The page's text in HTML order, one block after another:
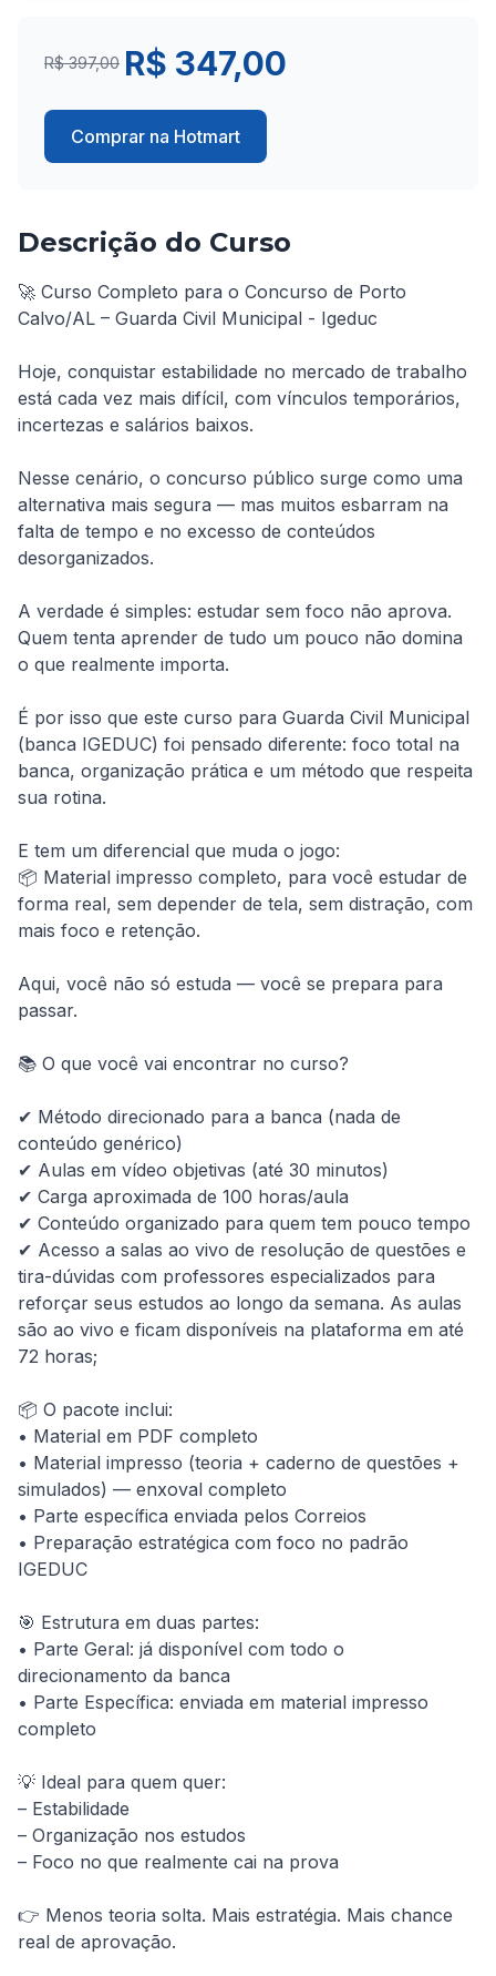
R$ 397,00 R$ 347,00
Comprar na Hotmart
Descrição do Curso
🚀 Curso Completo para o Concurso de Porto
Calvo/AL – Guarda Civil Municipal - Igeduc
Hoje, conquistar estabilidade no mercado de trabalho
está cada vez mais difícil, com vínculos temporários,
incertezas e salários baixos.
Nesse cenário, o concurso público surge como uma
alternativa mais segura — mas muitos esbarram na
falta de tempo e no excesso de conteúdos
desorganizados.
A verdade é simples: estudar sem foco não aprova.
Quem tenta aprender de tudo um pouco não domina
o que realmente importa.
É por isso que este curso para Guarda Civil Municipal
(banca IGEDUC) foi pensado diferente: foco total na
banca, organização prática e um método que respeita
sua rotina.
E tem um diferencial que muda o jogo:
📦 Material impresso completo, para você estudar de
forma real, sem depender de tela, sem distração, com
mais foco e retenção.
Aqui, você não só estuda — você se prepara para
passar.
📚 O que você vai encontrar no curso?
✔ Método direcionado para a banca (nada de
conteúdo genérico)
✔ Aulas em vídeo objetivas (até 30 minutos)
✔ Carga aproximada de 100 horas/aula
✔ Conteúdo organizado para quem tem pouco tempo
✔ Acesso a salas ao vivo de resolução de questões e
tira-dúvidas com professores especializados para
reforçar seus estudos ao longo da semana. As aulas
são ao vivo e ficam disponíveis na plataforma em até
72 horas;
📦 O pacote inclui:
• Material em PDF completo
• Material impresso (teoria + caderno de questões +
simulados) — enxoval completo
• Parte específica enviada pelos Correios
• Preparação estratégica com foco no padrão
IGEDUC
🎯 Estrutura em duas partes:
• Parte Geral: já disponível com todo o
direcionamento da banca
• Parte Específica: enviada em material impresso
completo
💡 Ideal para quem quer:
– Estabilidade
– Organização nos estudos
– Foco no que realmente cai na prova
👉 Menos teoria solta. Mais estratégia. Mais chance
real de aprovação.